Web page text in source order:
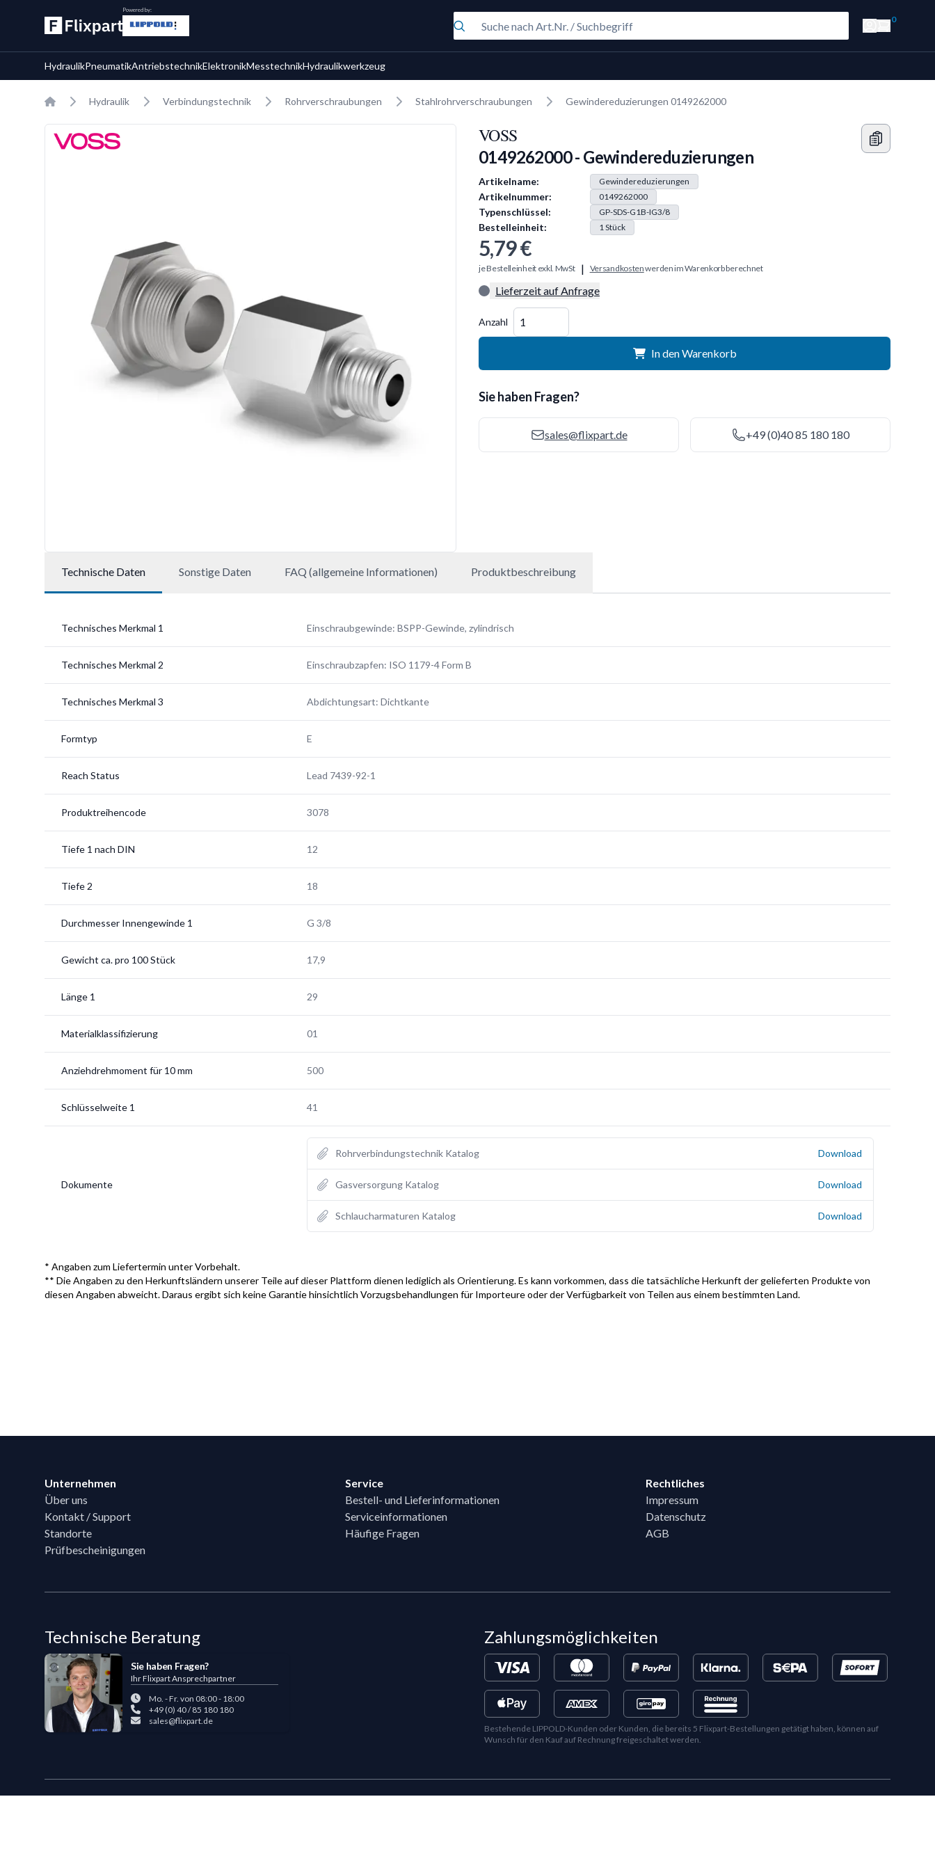
Powered by:
0
HydraulikPneumatikAntriebstechnikElektronikMesstechnikHydraulikwerkzeug
Home Hydraulik Verbindungstechnik Rohrverschraubungen Stahlrohrverschraubungen Gewindereduzierungen 0149262000
VOSS
0149262000 - Gewindereduzierungen
Produkt Information
Artikelname: Gewindereduzierungen
Artikelnummer: 0149262000
Typenschlüssel: GP-SDS-G1B-IG3/8
Bestelleinheit: 1Stück
5,79 €
je Bestelleinheit exkl. MwSt | Versandkostenwerden im Warenkorb berechnet
Lieferzeit auf Anfrage
Anzahl
In den Warenkorb
Sie haben Fragen?
sales@flixpart.de +49 (0)40 85 180 180
Technische Daten Sonstige Daten FAQ (allgemeine Informationen) Produktbeschreibung
Technisches Merkmal 1 Einschraubgewinde: BSPP-Gewinde, zylindrisch
Technisches Merkmal 2 Einschraubzapfen: ISO 1179-4 Form B
Technisches Merkmal 3 Abdichtungsart: Dichtkante
Formtyp E
Reach Status Lead 7439-92-1
Produktreihencode 3078
Tiefe 1 nach DIN 12
Tiefe 2 18
Durchmesser Innengewinde 1 G 3/8
Gewicht ca. pro 100 Stück 17,9
Länge 1 29
Materialklassifizierung 01
Anziehdrehmoment für 10 mm 500
Schlüsselweite 1 41
Dokumente
Rohrverbindungstechnik Katalog Download
Gasversorgung Katalog Download
Schlaucharmaturen Katalog Download
* Angaben zum Liefertermin unter Vorbehalt.
** Die Angaben zu den Herkunftsländern unserer Teile auf dieser Plattform dienen lediglich als Orientierung. Es kann vorkommen, dass die tatsächliche Herkunft der gelieferten Produkte von
diesen Angaben abweicht. Daraus ergibt sich keine Garantie hinsichtlich Vorzugsbehandlungen für Importeure oder der Verfügbarkeit von Teilen aus einem bestimmten Land.
Unternehmen
Über uns
Kontakt / Support
Standorte
Prüfbescheinigungen
Service
Bestell- und Lieferinformationen
Serviceinformationen
Häufige Fragen
Rechtliches
Impressum
Datenschutz
AGB
Technische Beratung
Sie haben Fragen?
Ihr Flixpart Ansprechpartner
Mo. - Fr. von 08:00 - 18:00
+49 (0) 40 / 85 180 180
sales@flixpart.de
Zahlungsmöglichkeiten
Bestehende LIPPOLD-Kunden oder Kunden, die bereits 5 Flixpart-Bestellungen getätigt haben, können auf
Wunsch für den Kauf auf Rechnung freigeschaltet werden.